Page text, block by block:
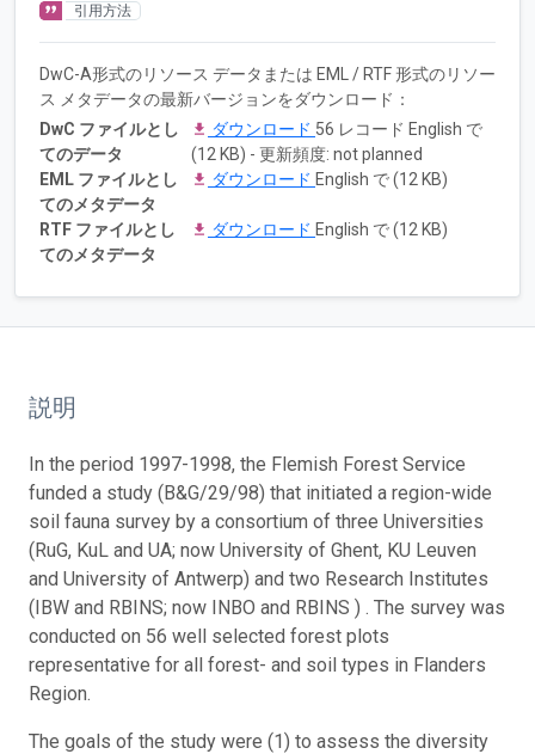
引用方法
DwC-A形式のリソース データまたは EML / RTF 形式のリソー
ス メタデータの最新バージョンをダウンロード：
DwC ファイルとし
てのデータ
ダウンロード 56 レコード English で
(12 KB) - 更新頻度: not planned
EML ファイルとし
てのメタデータ
ダウンロード English で (12 KB)
RTF ファイルとし
てのメタデータ
ダウンロード English で (12 KB)
説明
In the period 1997-1998, the Flemish Forest Service
funded a study (B&G/29/98) that initiated a region-wide
soil fauna survey by a consortium of three Universities
(RuG, KuL and UA; now University of Ghent, KU Leuven
and University of Antwerp) and two Research Institutes
(IBW and RBINS; now INBO and RBINS ) . The survey was
conducted on 56 well selected forest plots
representative for all forest- and soil types in Flanders
Region.
The goals of the study were (1) to assess the diversity